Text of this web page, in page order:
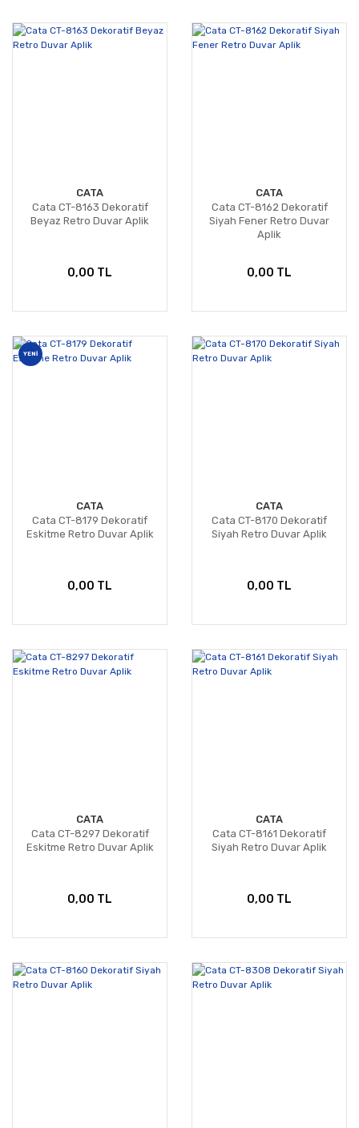
CATA
Cata CT-8163 Dekoratif
Beyaz Retro Duvar Aplik
0,00 TL
CATA
Cata CT-8162 Dekoratif
Siyah Fener Retro Duvar
Aplik
0,00 TL
YENİ
CATA
Cata CT-8179 Dekoratif
Eskitme Retro Duvar Aplik
0,00 TL
CATA
Cata CT-8170 Dekoratif
Siyah Retro Duvar Aplik
0,00 TL
CATA
Cata CT-8297 Dekoratif
Eskitme Retro Duvar Aplik
0,00 TL
CATA
Cata CT-8161 Dekoratif
Siyah Retro Duvar Aplik
0,00 TL